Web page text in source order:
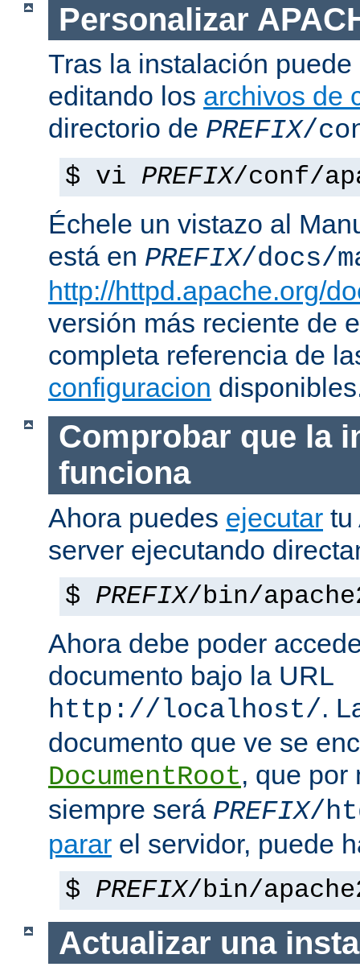
Personalizar
Tras la instalación
editando los archivos de
directorio de PREFIX/
$ vi PREFIX/conf/
Échele un vistazo al
está en PREFIX/docs/
http://httpd.apache.org/
versión más reciente de
completa referencia de
configuracion
Comprobar que la
funciona
Ahora puedes ejecutar tu
server ejecutando
$ PREFIX/bin/
Ahora debe poder
documento bajo la URL
http://localhost/.
documento que ve se
DocumentRoot, que por
siempre será PREFIX/
parar el servidor, puede
$ PREFIX/bin/
Actualizar una